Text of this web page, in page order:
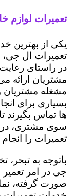
تعمیرات لوازم
یکی از بهترین
تعمیرات ال
در راستای
مشتریان ارائه
مشغله
بسیاری برای
ها تماس بگیرند
سوی مشتری،
تعمیرات را
باتوجه به
جی در امر
صورت گرفته،